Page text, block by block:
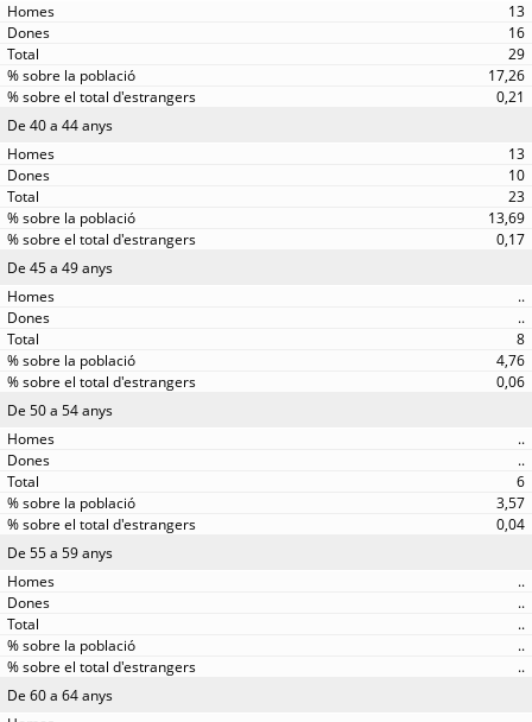
13
16
29
17,26
0,21
De 40 a 44 anys
13
10
23
13,69
0,17
De 45 a 49 anys
..
..
8
4,76
0,06
De 50 a 54 anys
..
..
6
3,57
0,04
De 55 a 59 anys
..
..
..
..
..
De 60 a 64 anys